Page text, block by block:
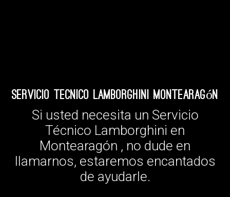
Servicio Tecnico Lamborghini Montearagón
Si usted necesita un Servicio
Técnico Lamborghini en
Montearagón , no dude en
llamarnos, estaremos encantados
de ayudarle.